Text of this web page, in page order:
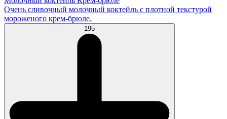
Очень сливочный молочный коктейль с плотной текстурой
мороженого крем-брюле.
195